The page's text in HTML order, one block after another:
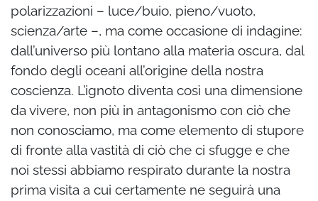
polarizzazioni – luce/buio, pieno/vuoto,
scienza/arte –, ma come occasione di indagine:
dall’universo più lontano alla materia oscura, dal
fondo degli oceani all’origine della nostra
coscienza. L’ignoto diventa così una dimensione
da vivere, non più in antagonismo con ciò che
non conosciamo, ma come elemento di stupore
di fronte alla vastità di ciò che ci sfugge e che
noi stessi abbiamo respirato durante la nostra
prima visita a cui certamente ne seguirà una